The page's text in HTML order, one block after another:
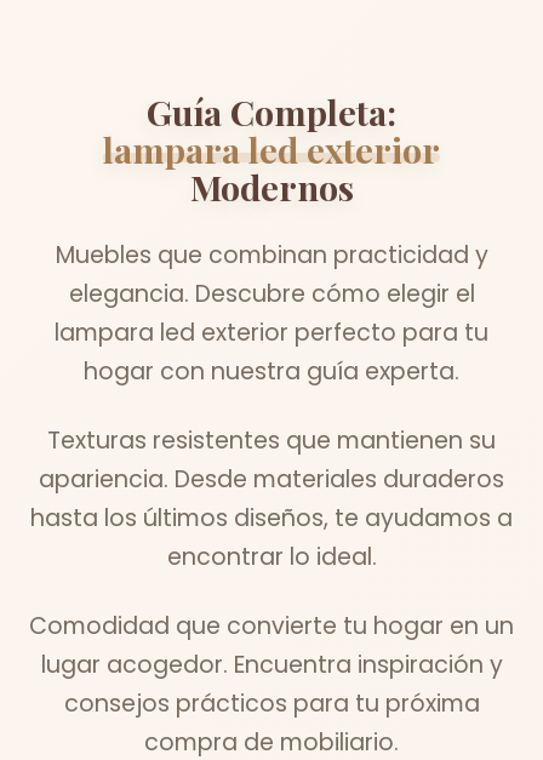
Guía Completa:
lampara led exterior
Modernos
Muebles que combinan practicidad y
elegancia. Descubre cómo elegir el
lampara led exterior perfecto para tu
hogar con nuestra guía experta.
Texturas resistentes que mantienen su
apariencia. Desde materiales duraderos
hasta los últimos diseños, te ayudamos a
encontrar lo ideal.
Comodidad que convierte tu hogar en un
lugar acogedor. Encuentra inspiración y
consejos prácticos para tu próxima
compra de mobiliario.